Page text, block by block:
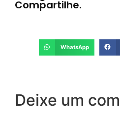
Compartilhe.
WhatsApp
Deixe um